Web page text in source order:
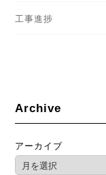
工事進捗
Archive
アーカイブ